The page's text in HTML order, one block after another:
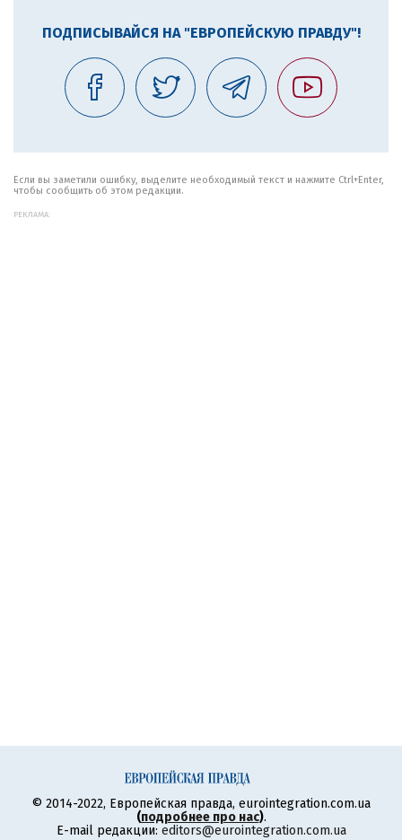
ПОДПИСЫВАЙСЯ НА "ЕВРОПЕЙСКУЮ ПРАВДУ"!
Если вы заметили ошибку, выделите необходимый текст и нажмите Ctrl+Enter,
чтобы сообщить об этом редакции.
РЕКЛАМА:
© 2014-2022, Европейская правда, eurointegration.com.ua
(подробнее про нас).
E-mail редакции: editors@eurointegration.com.ua